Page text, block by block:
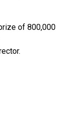
of 800,000